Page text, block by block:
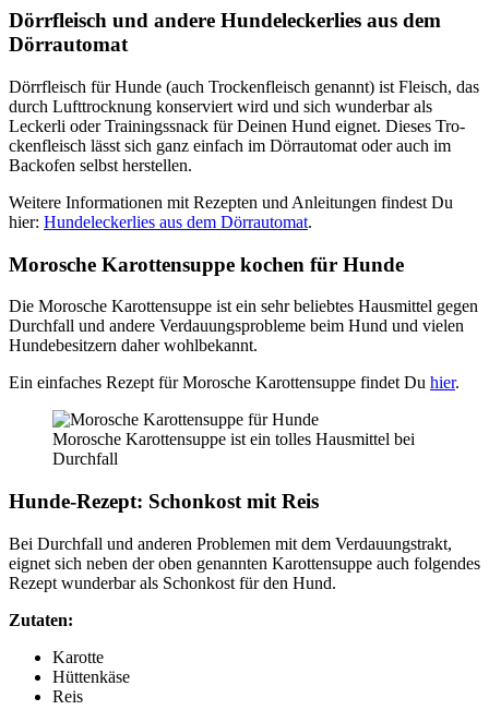
Dörr­fleisch und ande­re Hun­de­le­cker­lies aus dem
Dörr­au­to­mat
Dörr­fleisch für Hun­de (auch Tro­cken­fleisch genannt) ist Fleisch, das
durch Luft­trock­nung kon­ser­viert wird und sich wun­der­bar als
Lecker­li oder Trai­nings­snack für Dei­nen Hund eig­net. Die­ses Tro­
cken­fleisch lässt sich ganz ein­fach im Dörr­au­to­mat oder auch im
Back­ofen selbst her­stel­len.
Wei­te­re Infor­ma­tio­nen mit Rezep­ten und Anlei­tun­gen fin­dest Du
hier: Hun­de­le­cker­lies aus dem Dörr­au­to­mat.
Moro­sche Karot­ten­sup­pe kochen für Hun­de
Die Moro­sche Karot­ten­sup­pe ist ein sehr belieb­tes Haus­mit­tel gegen
Durch­fall und ande­re Ver­dau­ungs­pro­ble­me beim Hund und vie­len
Hun­de­be­sit­zern daher wohl­be­kannt.
Ein ein­fa­ches Rezept für Moro­sche Karot­ten­sup­pe fin­det Du hier.
Moro­sche Karot­ten­sup­pe ist ein tol­les Haus­mit­tel bei
Durch­fall
Hun­de-Rezept: Schon­kost mit Reis
Bei Durch­fall und ande­ren Pro­ble­men mit dem Ver­dau­ungs­trakt,
eig­net sich neben der oben genann­ten Karot­ten­sup­pe auch fol­gen­des
Rezept wun­der­bar als Schon­kost für den Hund.
Zuta­ten:
Karot­te
Hüt­ten­kä­se
Reis